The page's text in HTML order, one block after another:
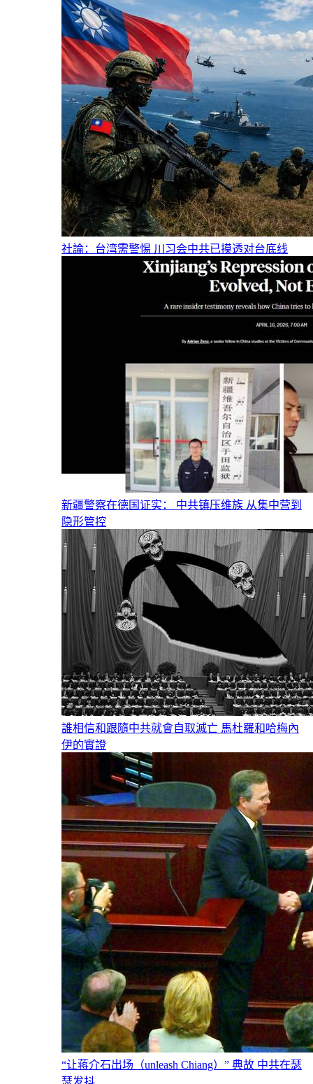
社論：台湾需警惕 川习会中共已摸透对台底线
新疆警察在德国证实： 中共镇压维族 从集中营到
隐形管控
誰相信和跟隨中共就會自取滅亡 馬杜羅和哈梅內
伊的實證
“让蒋介石出场（unleash Chiang）” 典故 中共在瑟
瑟发抖